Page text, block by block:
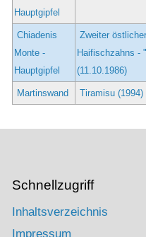
Hauptgipfel
Chiadenis
Monte -
Hauptgipfel
Zweiter
Haifischzahns -
(11.10.1986)
Martinswand Tiramisu (1994)
Schnellzugriff
Inhaltsverzeichnis
Impressum